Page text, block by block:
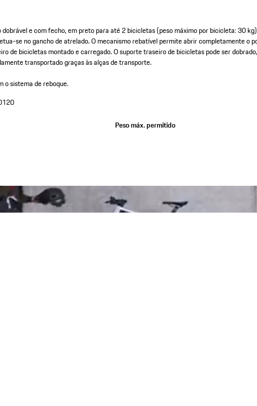
e com fecho, em preto para até 2 bicicletas (peso máximo por bicicleta: 30
se no gancho de atrelado. O mecanismo rebatível permite abrir completamente o
de bicicletas montado e carregado. O suporte traseiro de bicicletas pode ser
transportado graças às alças de transporte.
o sistema de reboque.
Peso máx. permitido